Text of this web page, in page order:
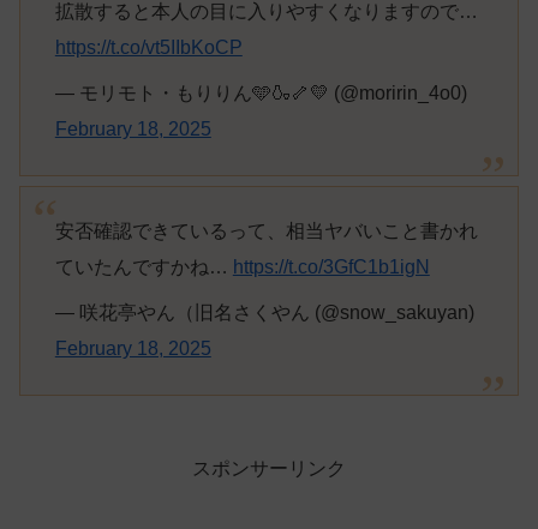
拡散すると本人の目に入りやすくなりますので…
https://t.co/vt5IIbKoCP
— モリモト・もりりん🩵🍶🦴💛 (@moririn_4o0)
February 18, 2025
安否確認できているって、相当ヤバいこと書かれ
ていたんですかね… https://t.co/3GfC1b1igN
— 咲花亭やん（旧名さくやん (@snow_sakuyan)
February 18, 2025
スポンサーリンク